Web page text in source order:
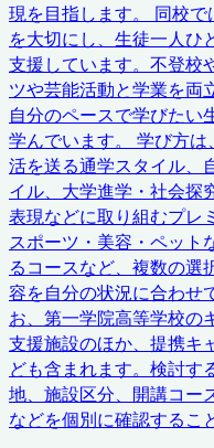
現を目指します。 同校で
を大切にし、生徒一人ひ
支援しています。不登校
ツや芸能活動と学業を両
自分のペースで学びたい
学んでいます。 学び方
活を送る通学スタイル、
イル、大学進学・社会探
表現などに取り組むプレ
スポーツ・美容・ペット
るコースなど、複数の選
容を自分の状況に合わせ
お、第一学院高等学校の
支援施設のほか、提携キ
ども含まれます。検討す
地、施設区分、開講コー
などを個別に確認するこ